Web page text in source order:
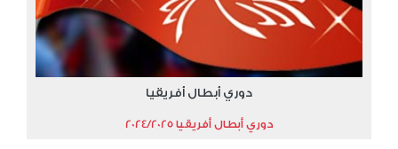
دوري أبطال أفريقيا
دوري أبطال أفريقيا 2024/2025